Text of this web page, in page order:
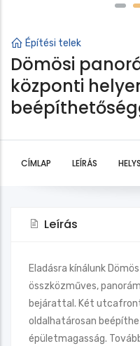
Építési telek
Dömösi
központi
CÍMLAP LEÍRÁS
Leírás
Eladásra kínálunk
összközműves,
bejárattal. Két
oldalhatárosan
épületmagasság.